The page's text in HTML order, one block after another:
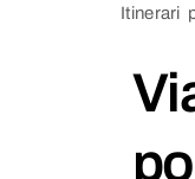
Itinerari